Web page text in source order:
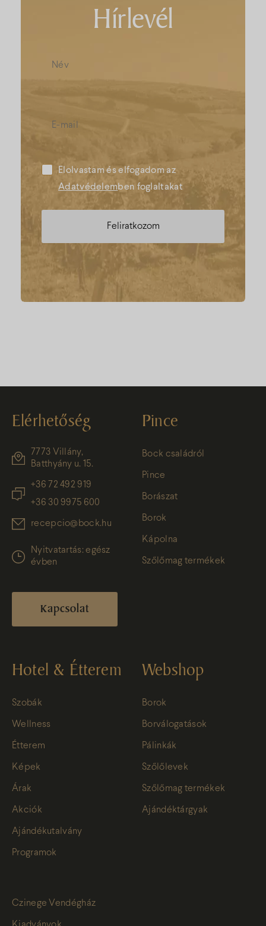
Hírlevél
Elolvastam és elfogadom az
Adatvédelemben foglaltakat
Elérhetőség
7773 Villány,
Batthyány u. 15.
+36 72 492 919
+36 30 9975 600
recepcio@bock.hu
Nyitvatartás: egész
évben
Kapcsolat
Pince
Bock családról
Pince
Borászat
Borok
Kápolna
Szőlőmag termékek
Hotel & Étterem
Szobák
Wellness
Étterem
Képek
Árak
Akciók
Ajándékutalvány
Programok
Webshop
Borok
Borválogatások
Pálinkák
Szőlőlevek
Szőlőmag termékek
Ajándéktárgyak
Czinege Vendégház